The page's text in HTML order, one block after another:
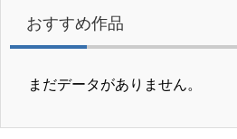
おすすめ作品
まだデータがありません。